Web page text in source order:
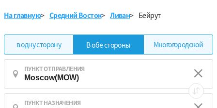
На главную> Средний Восток> Ливан> Бейрут
в одну сторону В обе стороны Многогородской
ПУНКТ ОТПРАВЛЕНИЯ
ПУНКТ НАЗНАЧЕНИЯ